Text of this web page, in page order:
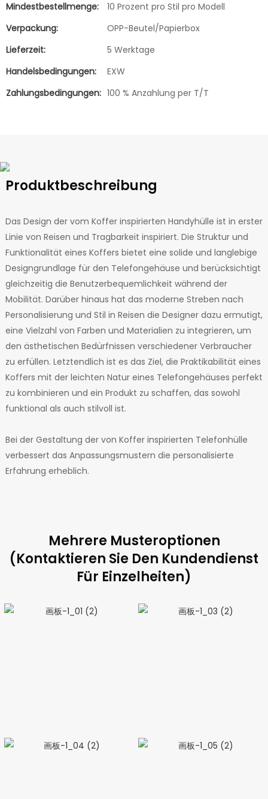
Mindestbestellmenge:
10 Prozent pro Stil pro Modell
Verpackung:
OPP-Beutel/Papierbox
Lieferzeit:
5 Werktage
Handelsbedingungen:
EXW
Zahlungsbedingungen: 100 % Anzahlung per T/T
Produktbeschreibung
Das Design der vom Koffer inspirierten Handyhülle ist in erster
Linie von Reisen und Tragbarkeit inspiriert. Die Struktur und
Funktionalität eines Koffers bietet eine solide und langlebige
Designgrundlage für den Telefongehäuse und berücksichtigt
gleichzeitig die Benutzerbequemlichkeit während der
Mobilität. Darüber hinaus hat das moderne Streben nach
Personalisierung und Stil in Reisen die Designer dazu ermutigt,
eine Vielzahl von Farben und Materialien zu integrieren, um
den ästhetischen Bedürfnissen verschiedener Verbraucher
zu erfüllen. Letztendlich ist es das Ziel, die Praktikabilität eines
Koffers mit der leichten Natur eines Telefongehäuses perfekt
zu kombinieren und ein Produkt zu schaffen, das sowohl
funktional als auch stilvoll ist.
Bei der Gestaltung der von Koffer inspirierten Telefonhülle
verbessert das Anpassungsmustern die personalisierte
Erfahrung erheblich.
Mehrere Musteroptionen
(Kontaktieren Sie Den Kundendienst
Für Einzelheiten)